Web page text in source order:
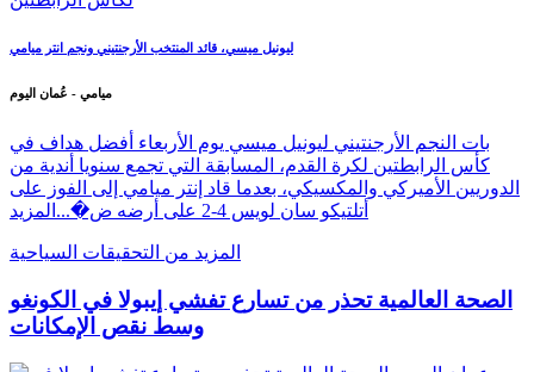
ليونيل ميسي، قائد المنتخب الأرجنتيني ونجم انتر ميامي
ميامي - عُمان اليوم
بات النجم الأرجنتيني ليونيل ميسي يوم الأربعاء أفضل هداف في
كأس الرابطتين لكرة القدم، المسابقة التي تجمع سنويا أندية من
الدوريين الأميركي والمكسيكي، بعدما قاد إنتر ميامي إلى الفوز على
أتلتيكو سان لويس 4-2 على أرضه ض�...
المزيد
المزيد من التحقيقات السياحية
الصحة العالمية تحذر من تسارع تفشي إيبولا في الكونغو
وسط نقص الإمكانات